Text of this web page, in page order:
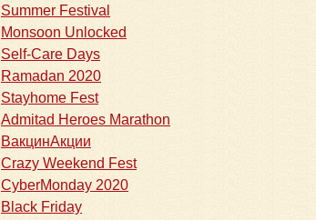
Summer Festival
Monsoon Unlocked
Self-Care Days
Ramadan 2020
Stayhome Fest
Admitad Heroes Marathon
ВакцинАкции
Crazy Weekend Fest
CyberMonday 2020
Black Friday